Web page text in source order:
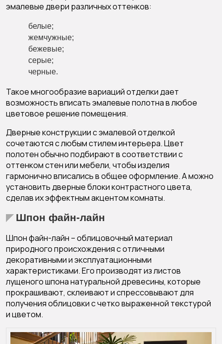
эмалевые двери различных оттенков:
белые;
жемчужные;
бежевые;
серые;
черные.
Такое многообразие вариаций отделки дает
возможность вписать эмалевые полотна в любое
цветовое решение помещения.
Дверные конструкции с эмалевой отделкой
сочетаются с любым стилем интерьера. Цвет
полотен обычно подбирают в соответствии с
оттенком стен или мебели, чтобы изделия
гармонично вписались в общее оформление. А можно
установить дверные блоки контрастного цвета,
сделав их эффектным акцентом комнаты.
Шпон файн-лайн
Шпон файн-лайн – облицовочный материал
природного происхождения с отличными
декоративными и эксплуатационными
характеристиками. Его производят из листов
лущеного шпона натуральной древесины, которые
прокрашивают, склеивают и спрессовывают для
получения облицовки с четко выраженной текстурой
и цветом.